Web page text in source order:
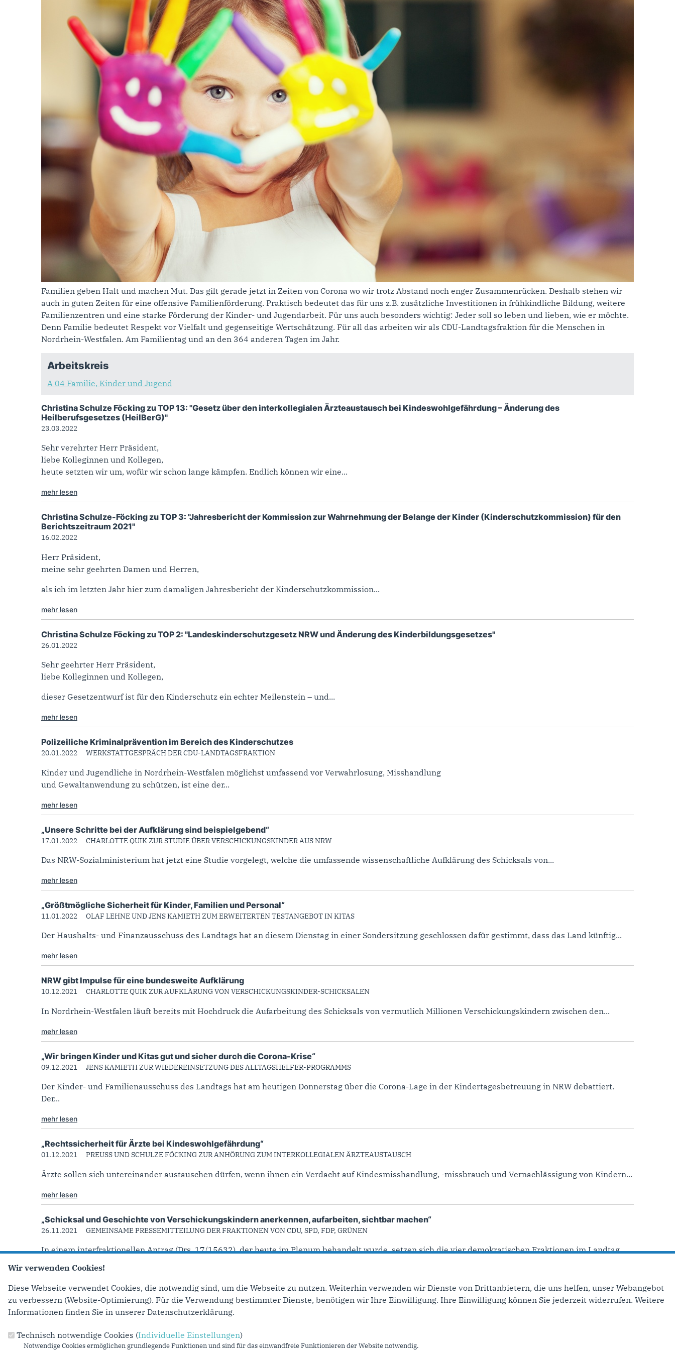
Familien geben Halt und machen Mut. Das gilt gerade jetzt in Zeiten von Corona wo wir trotz Abstand noch enger Zusammenrücken. Deshalb stehen wir
auch in guten Zeiten für eine offensive Familienförderung. Praktisch bedeutet das für uns z.B. zusätzliche Investitionen in frühkindliche Bildung, weitere
Familienzentren und eine starke Förderung der Kinder- und Jugendarbeit. Für uns auch besonders wichtig: Jeder soll so leben und lieben, wie er möchte.
Denn Familie bedeutet Respekt vor Vielfalt und gegenseitige Wertschätzung. Für all das arbeiten wir als CDU-Landtagsfraktion für die Menschen in
Nordrhein-Westfalen. Am Familientag und an den 364 anderen Tagen im Jahr.
Arbeitskreis
A 04 Familie, Kinder und Jugend
Christina Schulze Föcking zu TOP 13: "Gesetz über den interkollegialen Ärzteaustausch bei Kindeswohlgefährdung – Änderung des
Heilberufsgesetzes (HeilBerG)"
23.03.2022
Sehr verehrter Herr Präsident,
liebe Kolleginnen und Kollegen,
heute setzten wir um, wofür wir schon lange kämpfen. Endlich können wir eine...
mehr lesen
Christina Schulze-Föcking zu TOP 3: "Jahresbericht der Kommission zur Wahrnehmung der Belange der Kinder (Kinderschutzkommission) für den
Berichtszeitraum 2021"
16.02.2022
Herr Präsident,
meine sehr geehrten Damen und Herren,
als ich im letzten Jahr hier zum damaligen Jahresbericht der Kinderschutzkommission...
mehr lesen
Christina Schulze Föcking zu TOP 2: "Landeskinderschutzgesetz NRW und Änderung des Kinderbildungsgesetzes"
26.01.2022
Sehr geehrter Herr Präsident,
liebe Kolleginnen und Kollegen,
dieser Gesetzentwurf ist für den Kinderschutz ein echter Meilenstein – und...
mehr lesen
Polizeiliche Kriminalprävention im Bereich des Kinderschutzes
20.01.2022 WERKSTATTGESPRÄCH DER CDU-LANDTAGSFRAKTION
Kinder und Jugendliche in Nordrhein-Westfalen möglichst umfassend vor Verwahrlosung, Misshandlung
und Gewaltanwendung zu schützen, ist eine der...
mehr lesen
„Unsere Schritte bei der Aufklärung sind beispielgebend“
17.01.2022 CHARLOTTE QUIK ZUR STUDIE ÜBER VERSCHICKUNGSKINDER AUS NRW
Das NRW-Sozialministerium hat jetzt eine Studie vorgelegt, welche die umfassende wissenschaftliche Aufklärung des Schicksals von...
mehr lesen
„Größtmögliche Sicherheit für Kinder, Familien und Personal“
11.01.2022 OLAF LEHNE UND JENS KAMIETH ZUM ERWEITERTEN TESTANGEBOT IN KITAS
Der Haushalts- und Finanzausschuss des Landtags hat an diesem Dienstag in einer Sondersitzung geschlossen dafür gestimmt, dass das Land künftig...
mehr lesen
NRW gibt Impulse für eine bundesweite Aufklärung
10.12.2021 CHARLOTTE QUIK ZUR AUFKLÄRUNG VON VERSCHICKUNGSKINDER-SCHICKSALEN
In Nordrhein-Westfalen läuft bereits mit Hochdruck die Aufarbeitung des Schicksals von vermutlich Millionen Verschickungskindern zwischen den...
mehr lesen
„Wir bringen Kinder und Kitas gut und sicher durch die Corona-Krise“
09.12.2021 JENS KAMIETH ZUR WIEDEREINSETZUNG DES ALLTAGSHELFER-PROGRAMMS
Der Kinder- und Familienausschuss des Landtags hat am heutigen Donnerstag über die Corona-Lage in der Kindertagesbetreuung in NRW debattiert.
Der...
mehr lesen
„Rechtssicherheit für Ärzte bei Kindeswohlgefährdung“
01.12.2021 PREUSS UND SCHULZE FÖCKING ZUR ANHÖRUNG ZUM INTERKOLLEGIALEN ÄRZTEAUSTAUSCH
Ärzte sollen sich untereinander austauschen dürfen, wenn ihnen ein Verdacht auf Kindesmisshandlung, -missbrauch und Vernachlässigung von Kindern...
mehr lesen
„Schicksal und Geschichte von Verschickungskindern anerkennen, aufarbeiten, sichtbar machen“
26.11.2021 GEMEINSAME PRESSEMITTEILUNG DER FRAKTIONEN VON CDU, SPD, FDP, GRÜNEN
In einem interfraktionellen Antrag (Drs. 17/15632), der heute im Plenum behandelt wurde, setzen sich die vier demokratischen Fraktionen im Landtag...
mehr lesen
Seiten ‹ vorherige Seite … 11 12 14 15 16 … nächste Seite ›
Fußbereich
Anschrift Im Web
Wir verwenden Cookies!
Diese Webseite verwendet Cookies, die notwendig sind, um die Webseite zu nutzen. Weiterhin verwenden wir Dienste von Drittanbietern, die uns helfen, unser Webangebot
zu verbessern (Website-Optimierung). Für die Verwendung bestimmter Dienste, benötigen wir Ihre Einwilligung. Ihre Einwilligung können Sie jederzeit widerrufen. Weitere
Informationen finden Sie in unserer Datenschutzerklärung.
Technisch notwendige Cookies (Individuelle Einstellungen)
Notwendige Cookies ermöglichen grundlegende Funktionen und sind für das einwandfreie Funktionieren der Website notwendig.